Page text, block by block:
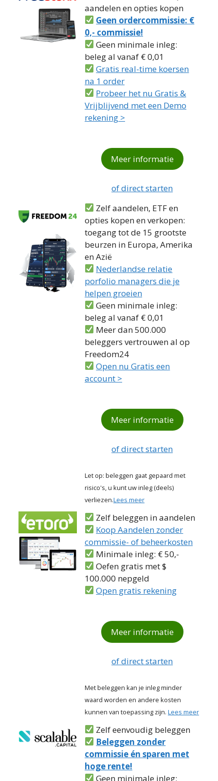
aandelen en opties kopen
Geen ordercommissie: €
0,- commissie!
Geen minimale inleg:
beleg al vanaf € 0,01
Gratis real-time koersen
na 1 order
Probeer het nu Gratis &
Vrijblijvend met een Demo
rekening >
Meer informatie
of direct starten
Zelf aandelen, ETF en
opties kopen en verkopen:
toegang tot de 15 grootste
beurzen in Europa, Amerika
en Azië
Nederlandse relatie
porfolio managers die je
helpen groeien
Geen minimale inleg:
beleg al vanaf € 0,01
Meer dan 500.000
beleggers vertrouwen al op
Freedom24
Open nu Gratis een
account >
Meer informatie
of direct starten
Let op: beleggen gaat gepaard met
risico's, u kunt uw inleg (deels)
verliezen.Lees meer
Zelf beleggen in aandelen
Koop Aandelen zonder
commissie- of beheerkosten
Minimale inleg: € 50,-
Oefen gratis met $
100.000 nepgeld
Open gratis rekening
Meer informatie
of direct starten
Met beleggen kan je inleg minder
waard worden en andere kosten
kunnen van toepassing zijn. Lees meer
Zelf eenvoudig beleggen
Beleggen zonder
commissie én sparen met
hoge rente!
Geen minimale inleg: